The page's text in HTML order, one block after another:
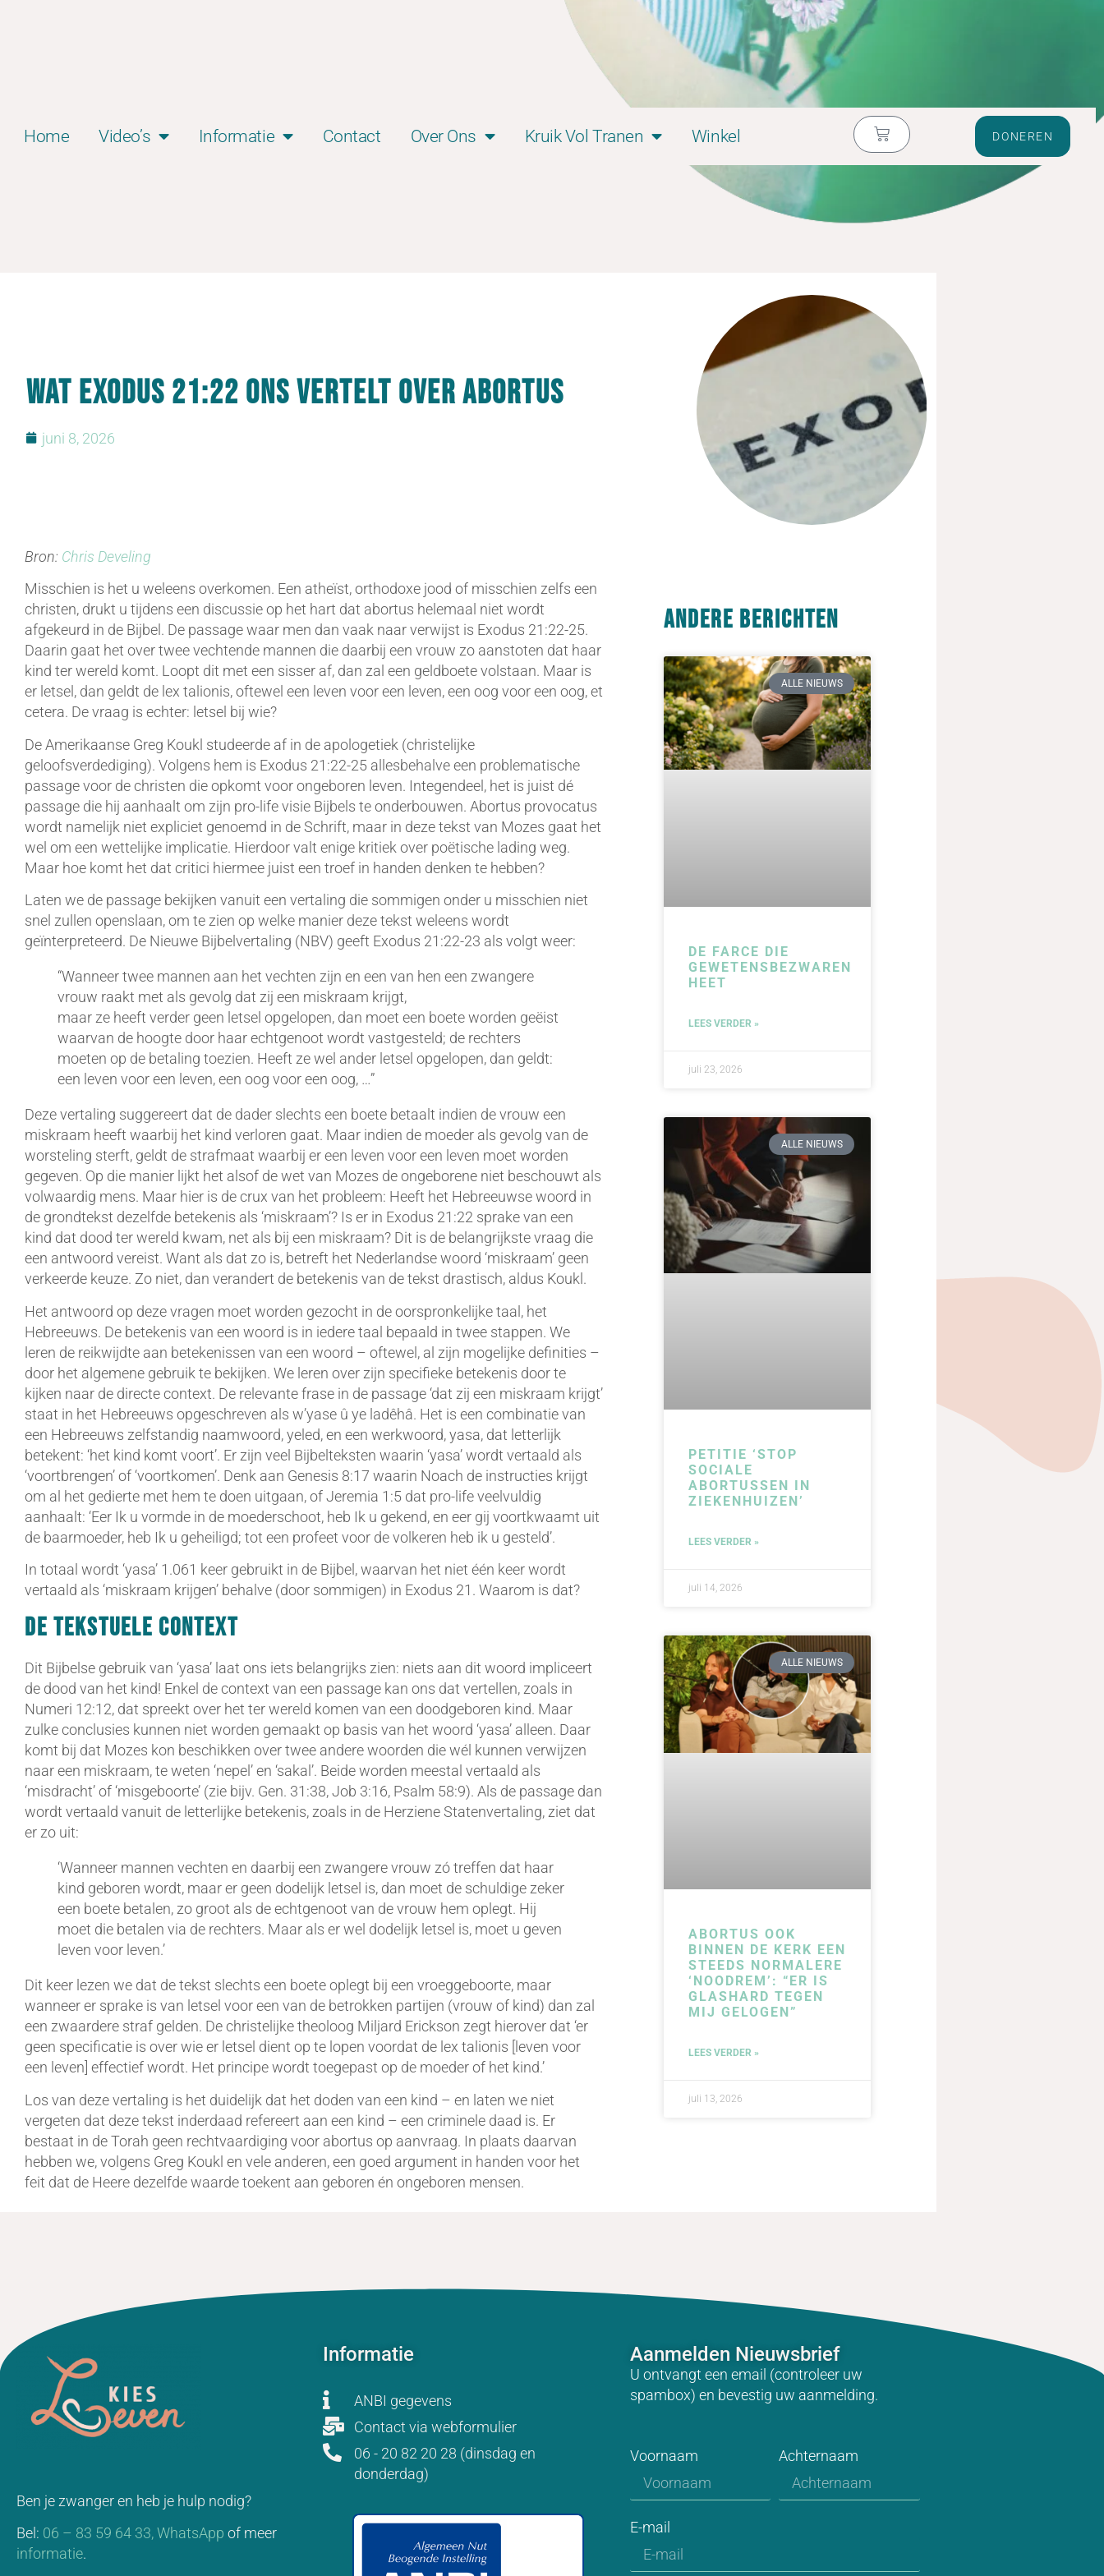
Home Video’s Informatie Contact Over Ons Kruik Vol Tranen Winkel DONEREN
Wat Exodus 21:22 ons vertelt over abortus
juni 8, 2026
Bron: Chris Develing
Misschien is het u weleens overkomen. Een atheïst, orthodoxe jood of misschien zelfs een
christen, drukt u tijdens een discussie op het hart dat abortus helemaal niet wordt
afgekeurd in de Bijbel. De passage waar men dan vaak naar verwijst is Exodus 21:22-25.
Daarin gaat het over twee vechtende mannen die daarbij een vrouw zo aanstoten dat haar
kind ter wereld komt. Loopt dit met een sisser af, dan zal een geldboete volstaan. Maar is
er letsel, dan geldt de lex talionis, oftewel een leven voor een leven, een oog voor een oog, et
cetera. De vraag is echter: letsel bij wie?
De Amerikaanse Greg Koukl studeerde af in de apologetiek (christelijke
geloofsverdediging). Volgens hem is Exodus 21:22-25 allesbehalve een problematische
passage voor de christen die opkomt voor ongeboren leven. Integendeel, het is juist dé
passage die hij aanhaalt om zijn pro-life visie Bijbels te onderbouwen. Abortus provocatus
wordt namelijk niet expliciet genoemd in de Schrift, maar in deze tekst van Mozes gaat het
wel om een wettelijke implicatie. Hierdoor valt enige kritiek over poëtische lading weg.
Maar hoe komt het dat critici hiermee juist een troef in handen denken te hebben?
Laten we de passage bekijken vanuit een vertaling die sommigen onder u misschien niet
snel zullen openslaan, om te zien op welke manier deze tekst weleens wordt
geïnterpreteerd. De Nieuwe Bijbelvertaling (NBV) geeft Exodus 21:22-23 als volgt weer:
“Wanneer twee mannen aan het vechten zijn en een van hen een zwangere
vrouw raakt met als gevolg dat zij een miskraam krijgt,
maar ze heeft verder geen letsel opgelopen, dan moet een boete worden geëist
waarvan de hoogte door haar echtgenoot wordt vastgesteld; de rechters
moeten op de betaling toezien. Heeft ze wel ander letsel opgelopen, dan geldt:
een leven voor een leven, een oog voor een oog, …”
Deze vertaling suggereert dat de dader slechts een boete betaalt indien de vrouw een
miskraam heeft waarbij het kind verloren gaat. Maar indien de moeder als gevolg van de
worsteling sterft, geldt de strafmaat waarbij er een leven voor een leven moet worden
gegeven. Op die manier lijkt het alsof de wet van Mozes de ongeborene niet beschouwt als
volwaardig mens. Maar hier is de crux van het probleem: Heeft het Hebreeuwse woord in
de grondtekst dezelfde betekenis als ‘miskraam’? Is er in Exodus 21:22 sprake van een
kind dat dood ter wereld kwam, net als bij een miskraam? Dit is de belangrijkste vraag die
een antwoord vereist. Want als dat zo is, betreft het Nederlandse woord ‘miskraam’ geen
verkeerde keuze. Zo niet, dan verandert de betekenis van de tekst drastisch, aldus Koukl.
Het antwoord op deze vragen moet worden gezocht in de oorspronkelijke taal, het
Hebreeuws. De betekenis van een woord is in iedere taal bepaald in twee stappen. We
leren de reikwijdte aan betekenissen van een woord – oftewel, al zijn mogelijke definities –
door het algemene gebruik te bekijken. We leren over zijn specifieke betekenis door te
kijken naar de directe context. De relevante frase in de passage ‘dat zij een miskraam krijgt’
staat in het Hebreeuws opgeschreven als w’yase û ye ladêhâ. Het is een combinatie van
een Hebreeuws zelfstandig naamwoord, yeled, en een werkwoord, yasa, dat letterlijk
betekent: ‘het kind komt voort’. Er zijn veel Bijbelteksten waarin ‘yasa’ wordt vertaald als
‘voortbrengen’ of ‘voortkomen’. Denk aan Genesis 8:17 waarin Noach de instructies krijgt
om al het gedierte met hem te doen uitgaan, of Jeremia 1:5 dat pro-life veelvuldig
aanhaalt: ‘Eer Ik u vormde in de moederschoot, heb Ik u gekend, en eer gij voortkwaamt uit
de baarmoeder, heb Ik u geheiligd; tot een profeet voor de volkeren heb ik u gesteld’.
In totaal wordt ‘yasa’ 1.061 keer gebruikt in de Bijbel, waarvan het niet één keer wordt
vertaald als ‘miskraam krijgen’ behalve (door sommigen) in Exodus 21. Waarom is dat?
De tekstuele context
Dit Bijbelse gebruik van ‘yasa’ laat ons iets belangrijks zien: niets aan dit woord impliceert
de dood van het kind! Enkel de context van een passage kan ons dat vertellen, zoals in
Numeri 12:12, dat spreekt over het ter wereld komen van een doodgeboren kind. Maar
zulke conclusies kunnen niet worden gemaakt op basis van het woord ‘yasa’ alleen. Daar
komt bij dat Mozes kon beschikken over twee andere woorden die wél kunnen verwijzen
naar een miskraam, te weten ‘nepel’ en ‘sakal’. Beide worden meestal vertaald als
‘misdracht’ of ‘misgeboorte’ (zie bijv. Gen. 31:38, Job 3:16, Psalm 58:9). Als de passage dan
wordt vertaald vanuit de letterlijke betekenis, zoals in de Herziene Statenvertaling, ziet dat
er zo uit:
‘Wanneer mannen vechten en daarbij een zwangere vrouw zó treffen dat haar
kind geboren wordt, maar er geen dodelijk letsel is, dan moet de schuldige zeker
een boete betalen, zo groot als de echtgenoot van de vrouw hem oplegt. Hij
moet die betalen via de rechters. Maar als er wel dodelijk letsel is, moet u geven
leven voor leven.’
Dit keer lezen we dat de tekst slechts een boete oplegt bij een vroeggeboorte, maar
wanneer er sprake is van letsel voor een van de betrokken partijen (vrouw of kind) dan zal
een zwaardere straf gelden. De christelijke theoloog Miljard Erickson zegt hierover dat ‘er
geen specificatie is over wie er letsel dient op te lopen voordat de lex talionis [leven voor
een leven] effectief wordt. Het principe wordt toegepast op de moeder of het kind.’
Los van deze vertaling is het duidelijk dat het doden van een kind – en laten we niet
vergeten dat deze tekst inderdaad refereert aan een kind – een criminele daad is. Er
bestaat in de Torah geen rechtvaardiging voor abortus op aanvraag. In plaats daarvan
hebben we, volgens Greg Koukl en vele anderen, een goed argument in handen voor het
feit dat de Heere dezelfde waarde toekent aan geboren én ongeboren mensen.
Andere berichten
ALLE NIEUWS
DE FARCE DIE
GEWETENSBEZWAREN
HEET
LEES VERDER »
juli 23, 2026
ALLE NIEUWS
PETITIE ‘STOP
SOCIALE
ABORTUSSEN IN
ZIEKENHUIZEN’
LEES VERDER »
juli 14, 2026
ALLE NIEUWS
ABORTUS OOK
BINNEN DE KERK EEN
STEEDS NORMALERE
‘NOODREM’: “ER IS
GLASHARD TEGEN
MIJ GELOGEN”
LEES VERDER »
juli 13, 2026
Ben je zwanger en heb je hulp nodig?
Bel: 06 – 83 59 64 33,WhatsApp of meer
informatie.
Informatie
ANBI gegevens
Contact via webformulier
06 - 20 82 20 28 (dinsdag en
donderdag)
Aanmelden Nieuwsbrief
U ontvangt een email (controleer uw
spambox) en bevestig uw aanmelding.
Voornaam Achternaam
E-mail